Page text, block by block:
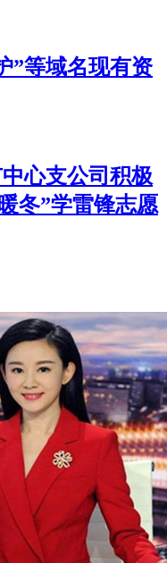
”等域名现有资
心支公司积极
冬”学雷锋志愿